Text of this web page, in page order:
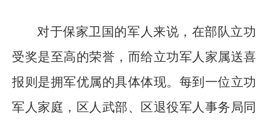
对于保家卫国的军人来说，在部队立功
受奖是至高的荣誉，而给立功军人家属送喜
报则是拥军优属的具体体现。每到一位立功
军人家庭，区人武部、区退役军人事务局同